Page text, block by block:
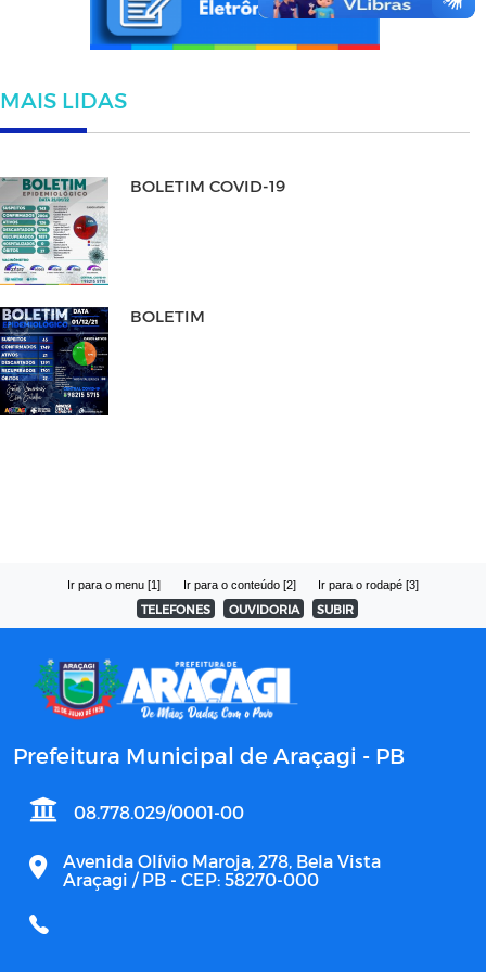
MAIS LIDAS
BOLETIM COVID-19
BOLETIM
Ir para o menu [1] Ir para o conteúdo [2] Ir para o rodapé [3]
TELEFONES OUVIDORIA SUBIR
Prefeitura Municipal de Araçagi - PB
08.778.029/0001-00
Avenida Olívio Maroja, 278, Bela Vista
Araçagi / PB - CEP: 58270-000